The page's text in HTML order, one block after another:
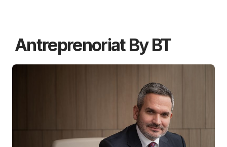
Antreprenoriat By BT